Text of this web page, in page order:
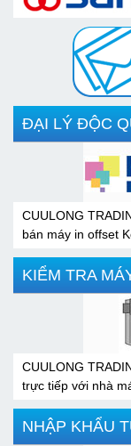
ĐẠI LÝ ĐỘC
CUULONG
bán máy in offset
KIỂM TRA
CUULONG
trực tiếp với nhà
NHẬP KHẨU